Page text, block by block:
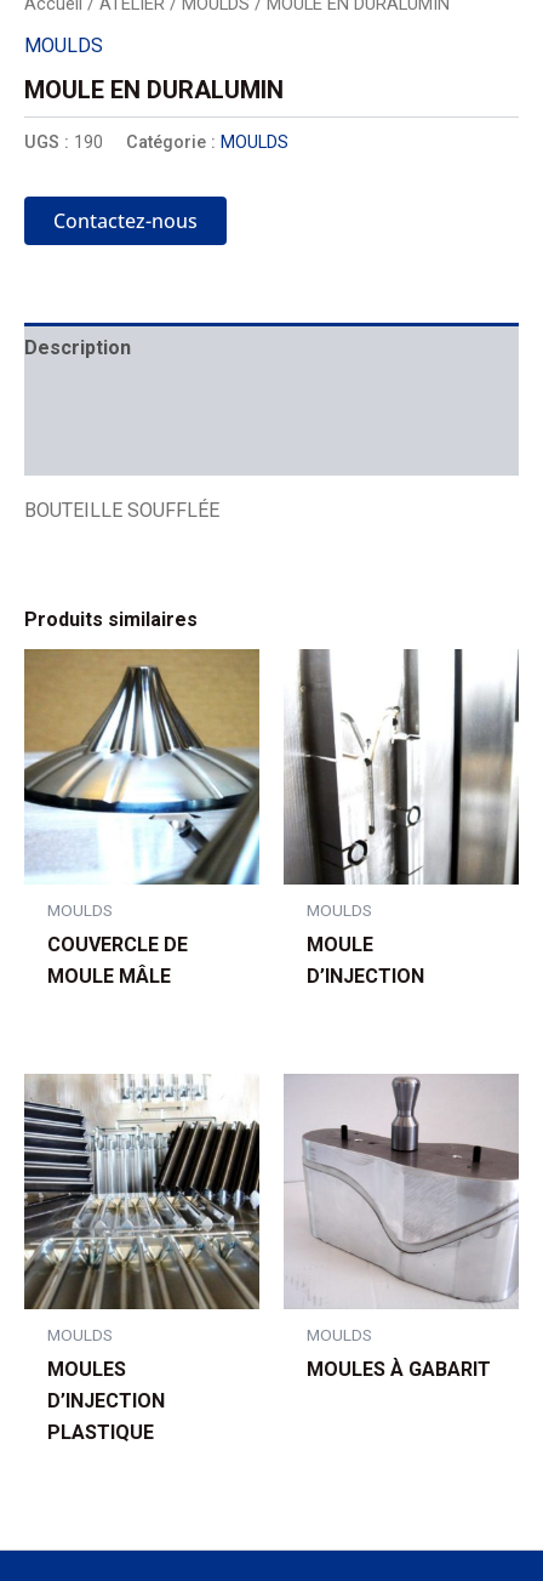
MOULDS
MOULE EN DURALUMIN
UGS : 190 Catégorie : MOULDS
Contactez-nous
Description
BOUTEILLE SOUFFLÉE
Produits similaires
MOULDS
COUVERCLE DE
MOULE MÂLE
MOULDS
MOULE
D’INJECTION
MOULDS
MOULES
D’INJECTION
PLASTIQUE
MOULDS
MOULES À GABARIT